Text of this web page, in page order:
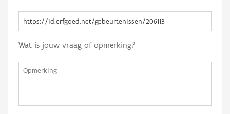
Wat is jouw vraag of opmerking?